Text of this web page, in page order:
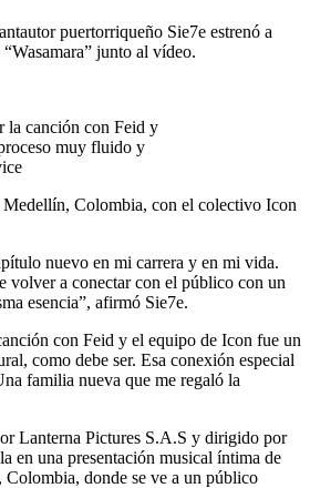
puertorriqueño Sie7e estrenó a
junto al vídeo.
la canción con Feid y
muy fluido y
Colombia, con el colectivo Icon
nuevo en mi carrera y en mi vida.
volver a conectar con el público con un
esencia”, afirmó Sie7e.
con Feid y el equipo de Icon fue un
como debe ser. Esa conexión especial
familia nueva que me regaló la
Lanterna Pictures S.A.S y dirigido por
en una presentación musical íntima de
donde se ve a un público